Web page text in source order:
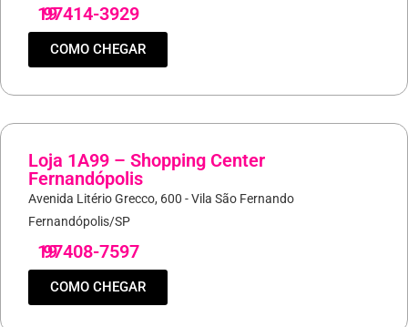
19
97414-3929
COMO CHEGAR
Loja 1A99 – Shopping Center
Fernandópolis
Avenida Litério Grecco, 600 - Vila São Fernando
Fernandópolis/SP
19
97408-7597
COMO CHEGAR